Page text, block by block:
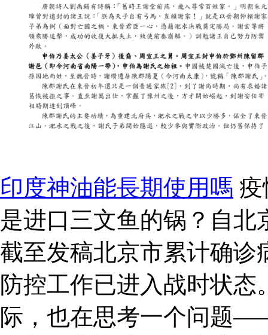
印度神油能長期使用嗎
是进口三文鱼的锅？自
截至发稿北京市累计确诊
防控工作已进入战时状
际，也在思考一个问题